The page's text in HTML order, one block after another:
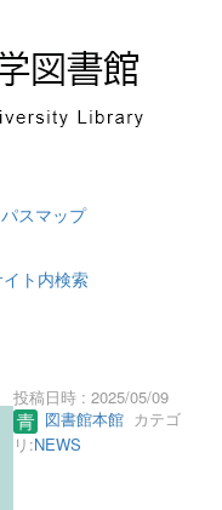
スマップ
ト内検索
投稿日時 : 2025/05/09
図書館本館カテゴ
リ:NEWS